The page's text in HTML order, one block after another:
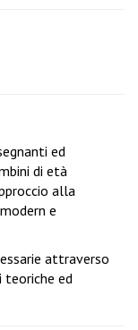
ed
di età
alla
e
attraverso
teoriche ed